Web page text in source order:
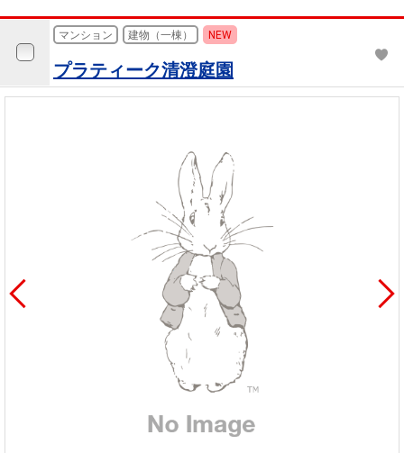
マンション 建物（一棟） NEW
プラティーク清澄庭園